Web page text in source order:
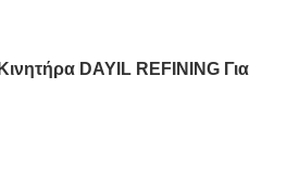
DAYIL REFINING Για